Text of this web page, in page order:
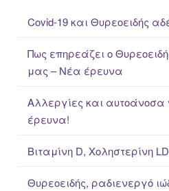
Covid-19 και Θυρεοειδής
Πως επηρεάζει ο
μας – Νέα έρευνα
Αλλεργίες και
έρευνα!
Βιταμίνη D, Χοληστερίνη
Θυρεοειδής, ραδιενεργό